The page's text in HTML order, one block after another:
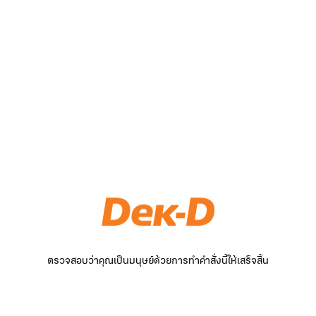
ตรวจสอบว่าคุณเป็นมนุษย์ด้วยการทำคำสั่งนี้ให้เสร็จสิ้น